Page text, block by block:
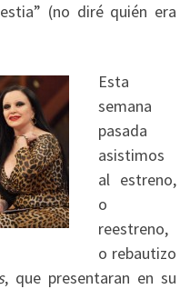
(no diré quién era
Esta
semana
pasada
asistimos
al estreno,
o
reestreno,
o rebautizo
, que presentaran en su